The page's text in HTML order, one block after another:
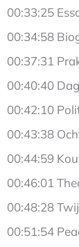
00:33:25
00:34:58
00:37:31
00:40:40
00:42:10
00:43:38
00:44:59
00:46:01
00:48:28
00:51:54